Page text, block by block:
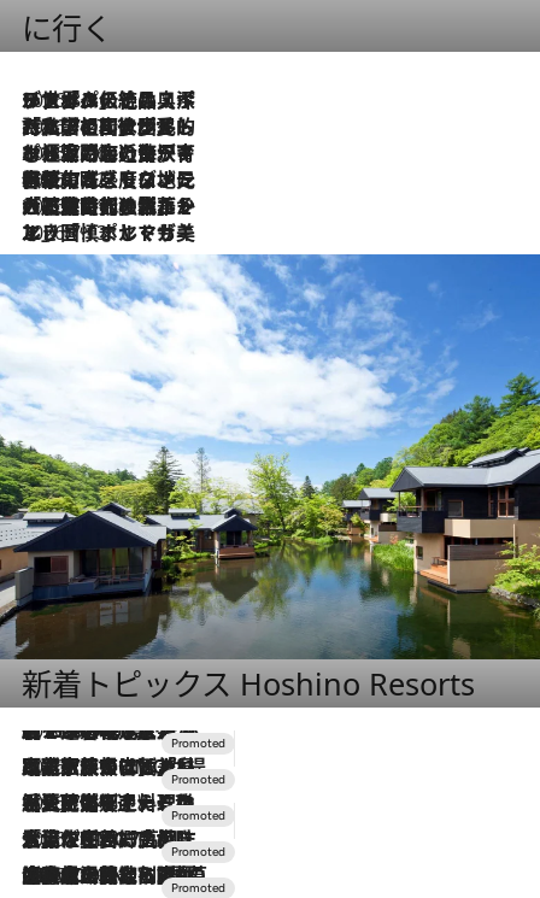
に行く
2026.8.8
リスボンの絶品スイーツ「パステル・デ・ナタ」とは？ポルトガル伝統の奥深い世界へ
2026.7.27
「私の祖国はポルトガル語です」国民的詩人フェルナンド・ペソアと、彼が愛した文学の街を歩く
2026.7.26
ポルトガル近海が育む極上の海の幸。キリリと冷えた白ワインと愉しむ、シーフード専門店の贅沢
2026.7.22
伝統の味をモダンに昇華。高感度な地元客が集う、リスボンの最旬ガストロノミー
2026.7.21
大航海時代の栄華から、震災、独裁、そして革命へ。ポルトガル・首都リスボンの石畳に刻まれた「歴史の光と影」
2026.7.13
エッセイ・ヤマザキマリ「慎ましくも美しき国 ポルトガル」
新着トピックス Hoshino Resorts
2026.8.7
【トンボの足水浴】ヒノキの香りに包まれて涼感マックス！約13℃の湧水かけ流しを避暑地「星野温泉 トンボの湯」で体験
2026.7.31
【ホテル帰省】という選択肢をOMOが提案。家族とほどよい距離を保つには「昼は実家、夜は気兼ねなくホテルで！」
2026.7.24
【夏限定ディナーコース】旬を迎える稚鮎や花ズッキーニなどをイタリア・トスカーナの郷土料理の手法で満喫！
2026.7.17
「土佐和ハーブかき氷」がOMO7高知に登場！生姜、山椒、大葉など目にも舌にも涼を呼ぶ郷土の味
2026.7.10
NEW OPEN！【界 草津】名湯の地に誕生。趣の異なる2種の温泉と上州ならではの会席・蕎麦割烹など美食を味わう究極の癒やし旅